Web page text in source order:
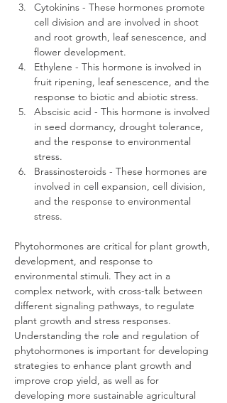
Cytokinins - These hormones promote
cell division and are involved in shoot
and root growth, leaf senescence, and
flower development.
Ethylene - This hormone is involved in
fruit ripening, leaf senescence, and the
response to biotic and abiotic stress.
Abscisic acid - This hormone is involved
in seed dormancy, drought tolerance,
and the response to environmental
stress.
Brassinosteroids - These hormones are
involved in cell expansion, cell division,
and the response to environmental
stress.
Phytohormones are critical for plant growth,
development, and response to
environmental stimuli. They act in a
complex network, with cross-talk between
different signaling pathways, to regulate
plant growth and stress responses.
Understanding the role and regulation of
phytohormones is important for developing
strategies to enhance plant growth and
improve crop yield, as well as for
developing more sustainable agricultural